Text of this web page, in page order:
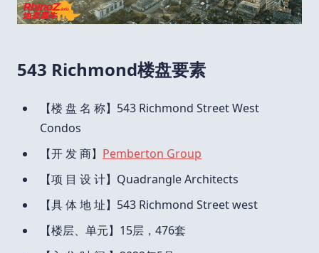
543 Richmond楼盘要素
【楼 盘 名 称】543 Richmond Street West
Condos
【开 发 商】 Pemberton Group
【项 目 设 计】Quadrangle Architects
【具 体 地 址】543 Richmond Street west
【楼层、单元】15层，476套